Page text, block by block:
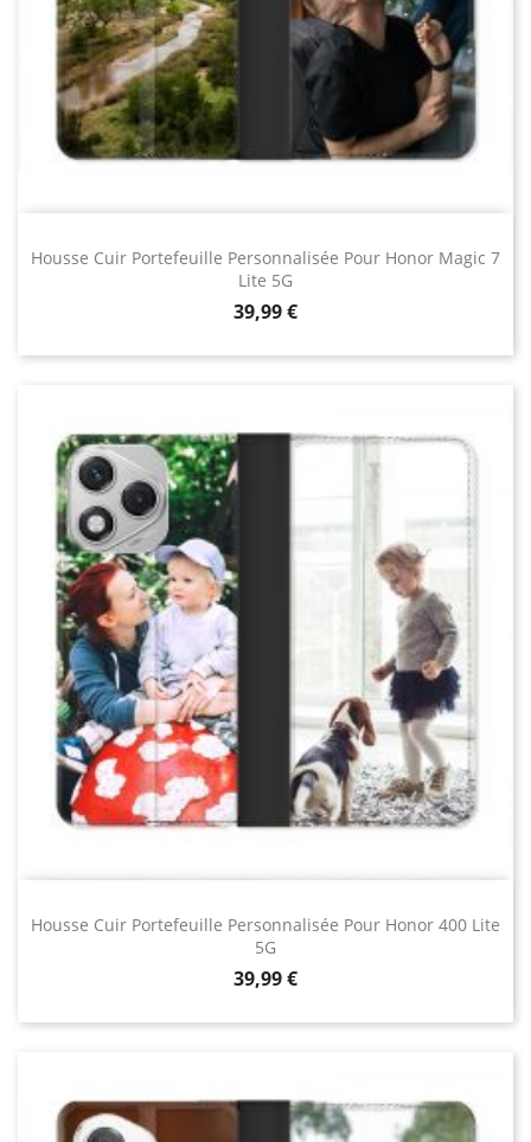
Housse Cuir Portefeuille Personnalisée Pour Honor Magic 7
Lite 5G
Prix
39,99 €
Housse Cuir Portefeuille Personnalisée Pour Honor 400 Lite
5G
Prix
39,99 €